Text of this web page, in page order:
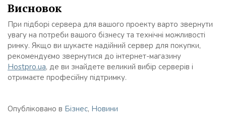
Висновок
При підборі сервера для вашого проекту варто звернути
увагу на потреби вашого бізнесу та технічні можливості
ринку. Якщо ви шукаєте надійний сервер для покупки,
рекомендуємо звернутися до інтернет-магазину
Hostpro.ua, де ви знайдете великий вибір серверів і
отримаєте професійну підтримку.
Опубліковано в Бізнес, Новини